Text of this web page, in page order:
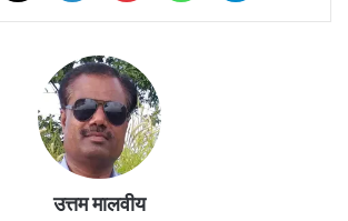
उत्तम मालवीय